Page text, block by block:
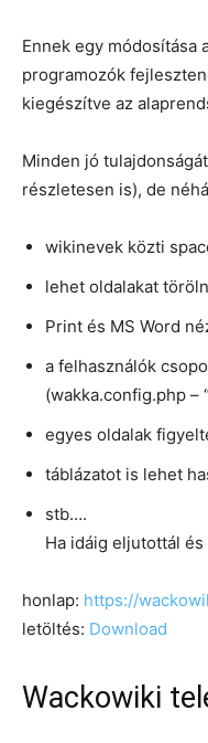
Ennek egy módosítása
programozók
kiegészítve az
Minden jó
részletesen is), de
wikinevek közti
lehet oldalakat
Print és MS Word
a felhasználók
(wakka.config.php –
egyes oldalak
táblázatot is lehet
stb….
Ha idáig eljutottál
honlap: https://
letöltés: Download
Wackowiki